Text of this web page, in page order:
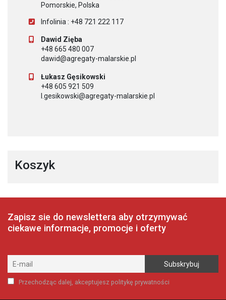
Pomorskie, Polska
Infolinia : +48 721 222 117
Dawid Zięba
+48 665 480 007
dawid@agregaty-malarskie.pl
Łukasz Gęsikowski
+48 605 921 509
l.gesikowski@agregaty-malarskie.pl
Koszyk
Zapisz sie do newslettera aby otrzymywać
ciekawe informacje, promocje i oferty
Przechodząc dalej, akceptujesz politykę prywatności